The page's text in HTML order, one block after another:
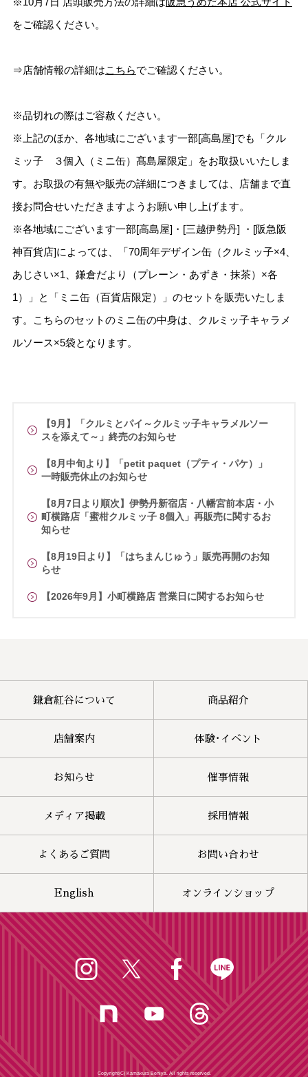
をご確認ください。
⇒店舗情報の詳細はこちらでご確認ください。
※品切れの際はご容赦ください。
※上記のほか、各地域にございます一部[高島屋]でも「クル
ミッ子 ３個入（ミニ缶）髙島屋限定」をお取扱いいたしま
す。お取扱の有無や販売の詳細につきましては、店舗まで直
接お問合せいただきますようお願い申し上げます。
※各地域にございます一部[高島屋]・[三越伊勢丹] ・[阪急阪
神百貨店]によっては、「70周年デザイン缶（クルミッ子×4、
あじさい×1、鎌倉だより（プレーン・あずき・抹茶）×各
1）」と「ミニ缶（百貨店限定）」のセットを販売いたしま
す。こちらのセットのミニ缶の中身は、クルミッ子キャラメ
ルソース×5袋となります。
【9月】「クルミとパイ～クルミッ子キャラメルソー
スを添えて～」終売のお知らせ
【8月中旬より】「petit paquet（プティ・パケ）」
一時販売休止のお知らせ
【8月7日より順次】伊勢丹新宿店・八幡宮前本店・小
町横路店「蜜柑クルミッ子 8個入」再販売に関するお
知らせ
【8月19日より】「はちまんじゅう」販売再開のお知
らせ
【2026年9月】小町横路店 営業日に関するお知らせ
鎌倉紅谷について 商品紹介
店舗案内 体験･イベント
お知らせ 催事情報
メディア掲載 採用情報
よくあるご質問 お問い合わせ
English オンラインショップ
Copyright(C) Kamakura Beniya. All rights reserved.